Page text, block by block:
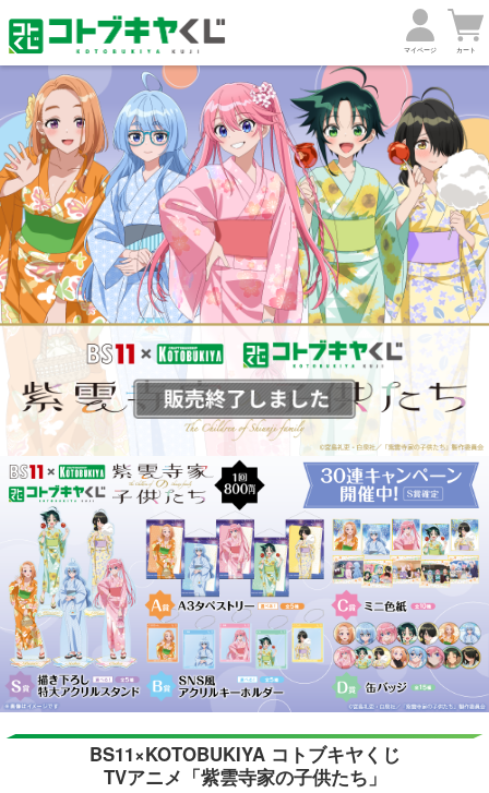
マイページ カート
BS11×KOTOBUKIYA コトブキヤくじ
TVアニメ「紫雲寺家の子供たち」